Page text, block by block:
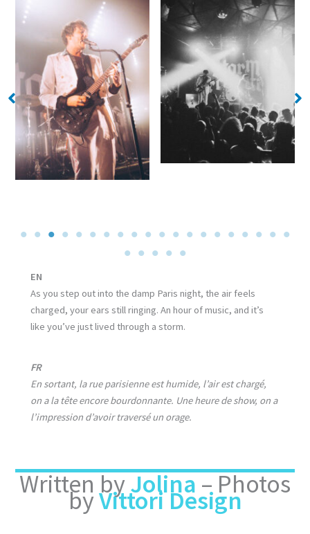
No Caption No Caption
EN
As you step out into the damp Paris night, the air feels
charged, your ears still ringing. An hour of music, and it’s
like you’ve just lived through a storm.
FR
En sortant, la rue parisienne est humide, l’air est chargé,
on a la tête encore bourdonnante. Une heure de show, on a
l’impression d’avoir traversé un orage.
Written byJolina – Photos
byVittori Design